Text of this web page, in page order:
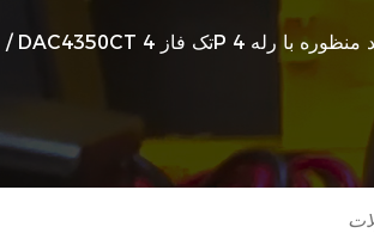
/